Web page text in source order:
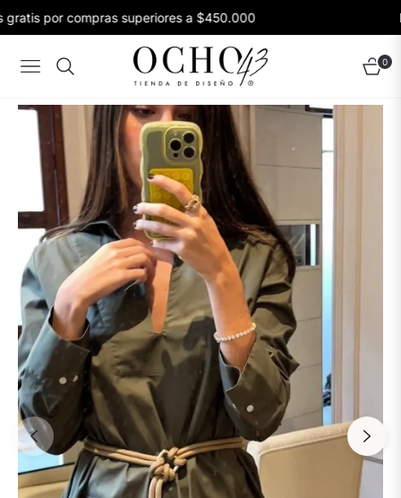
por compras superiores a $450.000
Navigation Carrito
0